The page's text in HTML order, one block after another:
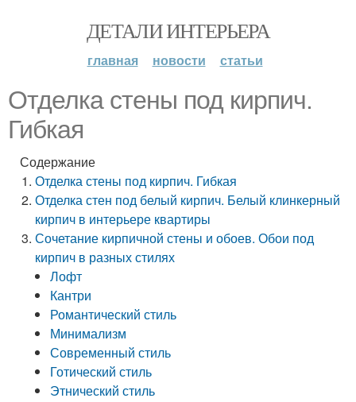
ДЕТАЛИ ИНТЕРЬЕРА
главная новости статьи
Отделка стены под кирпич.
Гибкая
Содержание
Отделка стены под кирпич. Гибкая
Отделка стен под белый кирпич. Белый клинкерный
кирпич в интерьере квартиры
Сочетание кирпичной стены и обоев. Обои под
кирпич в разных стилях
Лофт
Кантри
Романтический стиль
Минимализм
Современный стиль
Готический стиль
Этнический стиль